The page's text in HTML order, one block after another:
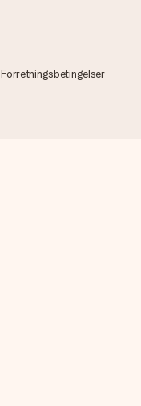
Forretningsbetingelser